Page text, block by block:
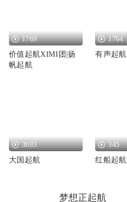
1769
价值起航XIMI团|扬
帆起航
1764
有声起航
3693
大国起航
345
红船起航
梦想正起航